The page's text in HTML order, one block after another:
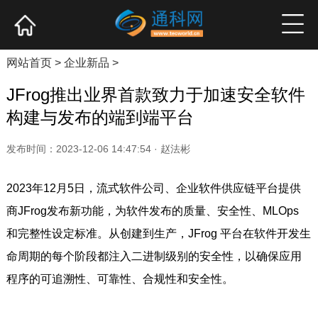
产业资讯 企业新品 高端访谈
网站首页> 企业新品 >
JFrog推出业界首款致力于加速安全软件
构建与发布的端到端平台
发布时间：2023-12-06 14:47:54 · 赵法彬
2023年12月5日，流式软件公司、企业软件供应链平台提供
商JFrog发布新功能，为软件发布的质量、安全性、MLOps
和完整性设定标准。从创建到生产，JFrog 平台在软件开发生
命周期的每个阶段都注入二进制级别的安全性，以确保应用
程序的可追溯性、可靠性、合规性和安全性。